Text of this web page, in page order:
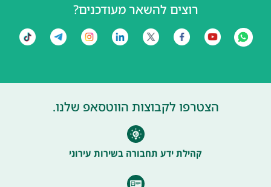
רוצים להשאר מעודכנים?
הצטרפו לקבוצות הווטסאפ שלנו.
קהילת ידע תחבורה בשירות עירוני